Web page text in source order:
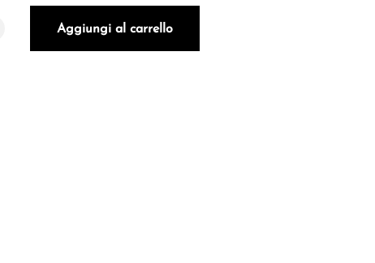
Rouge Cuvée Gravel 2023 quantità
Aggiungi al carrello